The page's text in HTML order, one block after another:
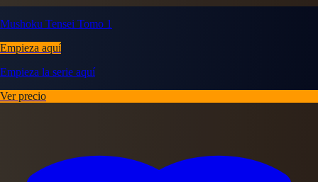
Mushoku Tensei Tomo 1
Empieza aquí
Empieza la serie aquí
Ver precio